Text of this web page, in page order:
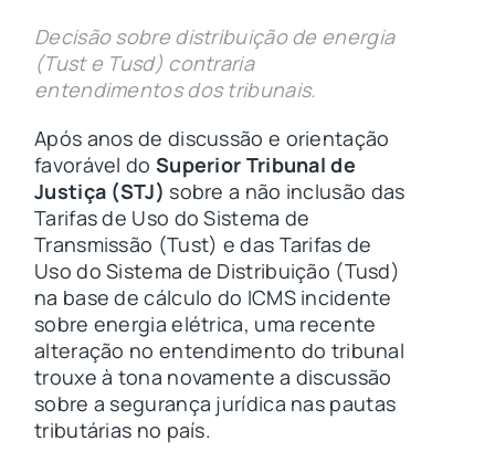
Decisão sobre distribuição de energia
(Tust e Tusd) contraria
entendimentos dos tribunais.
Após anos de discussão e orientação
favorável do Superior Tribunal de
Justiça (STJ) sobre a não inclusão das
Tarifas de Uso do Sistema de
Transmissão (Tust) e das Tarifas de
Uso do Sistema de Distribuição (Tusd)
na base de cálculo do ICMS incidente
sobre energia elétrica, uma recente
alteração no entendimento do tribunal
trouxe à tona novamente a discussão
sobre a segurança jurídica nas pautas
tributárias no país.